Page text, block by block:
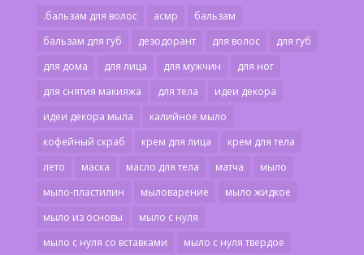
.бальзам для волос асмр
бальзам
бальзам для губ
дезодорант для волос
для губ
для дома
для лица для мужчин
для ног
для снятия макияжа
для тела
идеи декора
идеи декора мыла
калийное мыло
кофейный скраб
крем для лица
крем для тела
лето
маска масло для тела матча
мыло
мыло-пластилин
мыловарение
мыло жидкое
мыло из основы
мыло с нуля
мыло с нуля со вставками
мыло с нуля твердое